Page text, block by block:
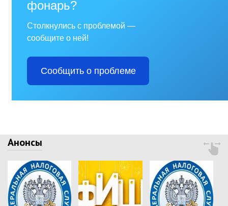
Отдел по учёту и переселению
граждан
Управление образования
Управление образования
Городские диспетчерские
службы
Правила благоустройства
Капитальный ремонт
Анонсы